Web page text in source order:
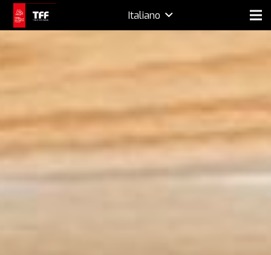
Italiano